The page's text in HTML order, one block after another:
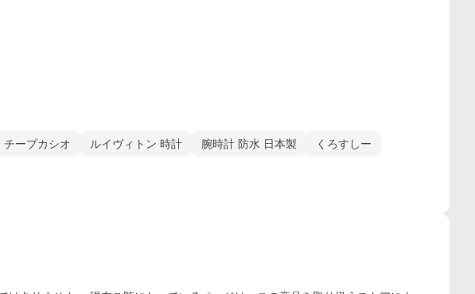
チープカシオ ルイヴィトン 時計 腕時計 防水 日本製
くろすしー